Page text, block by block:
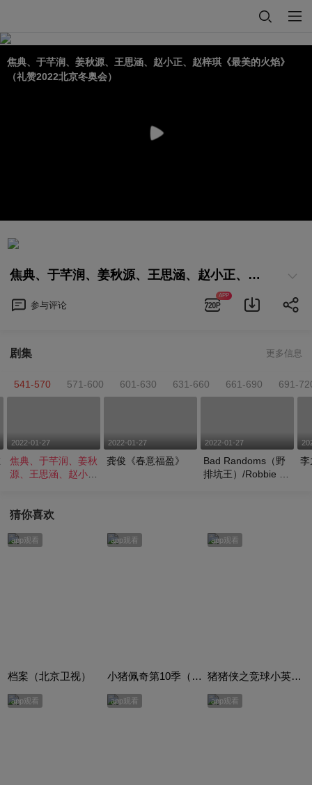
焦典、于芊润、姜秋源、王思涵、赵小正、赵梓琪《最美的火焰》
（礼赞2022北京冬奥会）
焦典、于芊润、姜秋源、王思涵、赵小正、赵梓琪《最美的火焰》（礼赞2022北京冬奥会）
参与评论
APP
剧集 更多信息
541-570 571-600 601-630 631-660 661-690 691-
2022-01-27
焦典、于芊润、姜秋
源、王思涵、赵小
北京冬奥会）
2022-01-27
龚俊《春意福盈》
2022-01-27
Bad Randoms（野
排坑王）/Robbie G
李
猜你喜欢
app观看
档案（北京卫视）
app观看
小猪佩奇第10季（Peppa Pig Season 10）（中文版） 有声音频
app观看
猪猪侠之竞球小英雄合集
app观看 app观看 app观看